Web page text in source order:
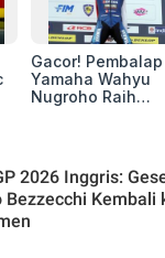
Gacor! Pembalap
Yamaha Wahyu
Nugroho Raih
2026 Inggris:
Bezzecchi Kembali